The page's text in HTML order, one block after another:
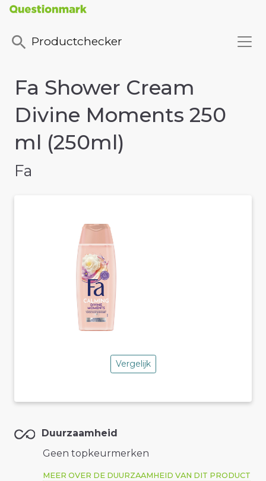
Productchecker
Fa Shower Cream
Divine Moments 250
ml (250ml)
Fa
Vergelijk
Duurzaamheid
Geen topkeurmerken
MEER OVER DE DUURZAAMHEID VAN DIT PRODUCT